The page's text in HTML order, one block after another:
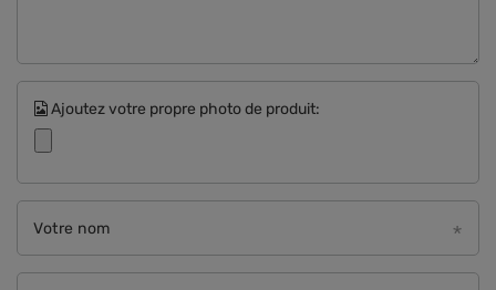
Ajoutez votre propre photo de produit:
Votre nom